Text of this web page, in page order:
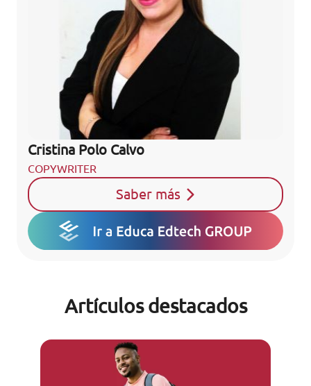
Cristina Polo Calvo
COPYWRITER
Saber más
Artículos destacados